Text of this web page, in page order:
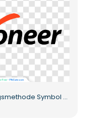
Payoneer Zahlungsmethode Symbol Kostenloses PNG